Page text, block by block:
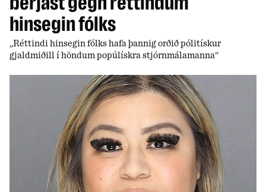
hinsegin fólks
„Réttindi hinsegin fólks hafa þannig orðið pólitískur
gjaldmiðill í höndum popúlískra stjórnmálamanna“